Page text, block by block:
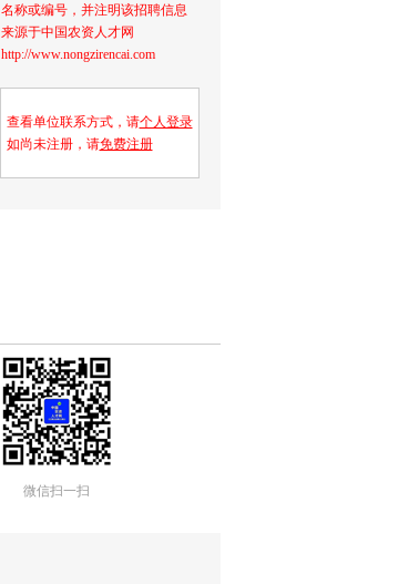
名称或编号，并注明该招聘信息
来源于中国农资人才网
http://www.nongzirencai.com
查看单位联系方式，请个人登录
如尚未注册，请免费注册
微信扫一扫